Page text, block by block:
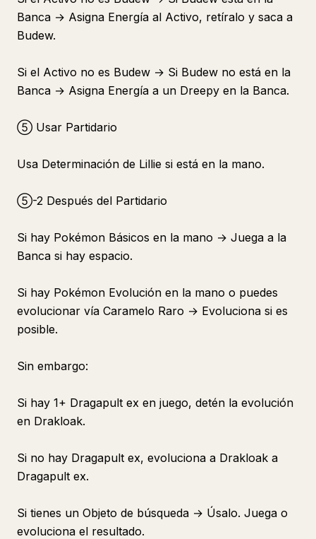
Banca → Asigna Energía al Activo, retíralo y saca a
Budew.
Si el Activo no es Budew → Si Budew no está en la
Banca → Asigna Energía a un Dreepy en la Banca.
⑤ Usar Partidario
Usa Determinación de Lillie si está en la mano.
⑤-2 Después del Partidario
Si hay Pokémon Básicos en la mano → Juega a la
Banca si hay espacio.
Si hay Pokémon Evolución en la mano o puedes
evolucionar vía Caramelo Raro → Evoluciona si es
posible.
Sin embargo:
Si hay 1+ Dragapult ex en juego, detén la evolución
en Drakloak.
Si no hay Dragapult ex, evoluciona a Drakloak a
Dragapult ex.
Si tienes un Objeto de búsqueda → Úsalo. Juega o
evoluciona el resultado.